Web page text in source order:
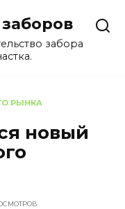
забора
РЫНКА
новый